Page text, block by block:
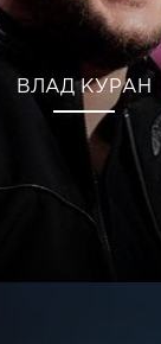
ВЛАД КУРАН